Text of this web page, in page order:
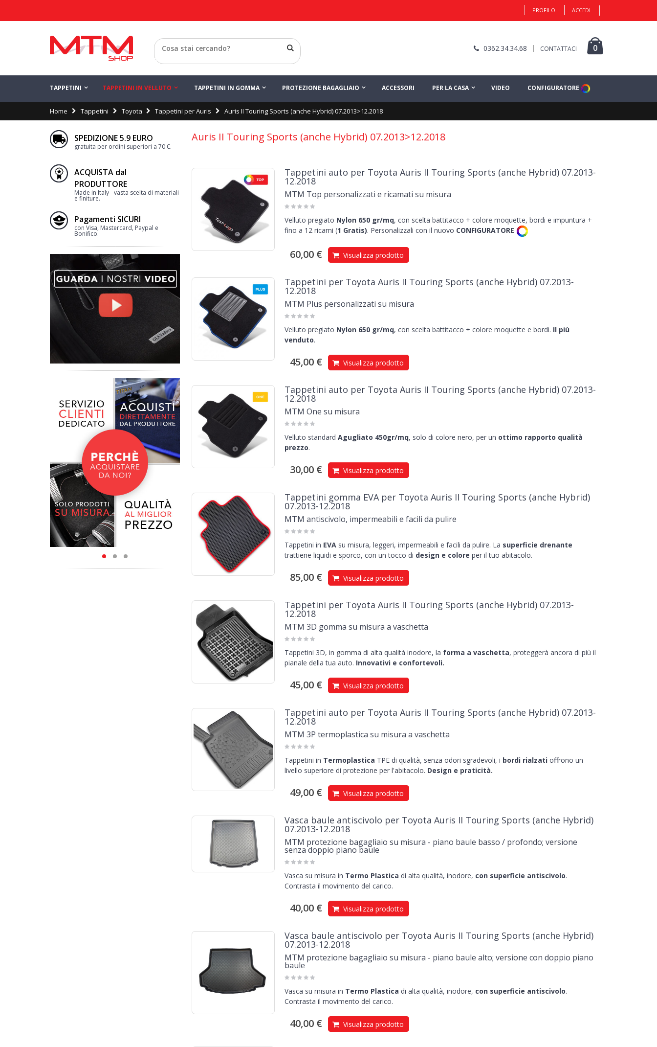
PROFILO ACCEDI
0362.34.34.68 CONTATTACI 0
Indietro
TAPPETINI TAPPETINI IN VELLUTO TAPPETINI IN GOMMA PROTEZIONE BAGAGLIAIO ACCESSORI PER LA CASA VIDEO CONFIGURATORE
Home Tappetini Toyota Tappetini per Auris Auris II Touring Sports (anche Hybrid) 07.2013>12.2018
Auris II Touring Sports (anche Hybrid) 07.2013>12.2018
Tappetini auto per Toyota Auris II Touring Sports (anche Hybrid) 07.2013-
12.2018
MTM Top personalizzati e ricamati su misura
Velluto pregiato Nylon 650 gr/mq, con scelta battitacco + colore moquette, bordi e impuntura +
fino a 12 ricami (1 Gratis). Personalizzali con il nuovo CONFIGURATORE
60,00 € Visualizza prodotto
Tappetini per Toyota Auris II Touring Sports (anche Hybrid) 07.2013-
12.2018
MTM Plus personalizzati su misura
Velluto pregiato Nylon 650 gr/mq, con scelta battitacco + colore moquette e bordi. Il più
venduto.
45,00 € Visualizza prodotto
Tappetini auto per Toyota Auris II Touring Sports (anche Hybrid) 07.2013-
12.2018
MTM One su misura
Velluto standard Agugliato 450gr/mq, solo di colore nero, per un ottimo rapporto qualità
prezzo.
30,00 € Visualizza prodotto
Tappetini gomma EVA per Toyota Auris II Touring Sports (anche Hybrid)
07.2013-12.2018
MTM antiscivolo, impermeabili e facili da pulire
Tappetini in EVAsu misura, leggeri, impermeabili e facili da pulire. La superficie drenante
trattiene liquidi e sporco, con un tocco di design e colore per il tuo abitacolo.
85,00 € Visualizza prodotto
Tappetini per Toyota Auris II Touring Sports (anche Hybrid) 07.2013-
12.2018
MTM 3D gomma su misura a vaschetta
Tappetini 3D, in gomma di alta qualità inodore, la forma a vaschetta, proteggerà ancora di più il
pianale della tua auto. Innovativi e confortevoli.
45,00 € Visualizza prodotto
Tappetini auto per Toyota Auris II Touring Sports (anche Hybrid) 07.2013-
12.2018
MTM 3P termoplastica su misura a vaschetta
Tappetini in Termoplastica TPE di qualità, senza odori sgradevoli, i bordi rialzatioffrono un
livello superiore di protezione per l'abitacolo. Design e praticità.
49,00 € Visualizza prodotto
Vasca baule antiscivolo per Toyota Auris II Touring Sports (anche Hybrid)
07.2013-12.2018
MTM protezione bagagliaio su misura - piano baule basso / profondo; versione
senza doppio piano baule
Vasca su misura in Termo Plastica di alta qualità, inodore, con superficie antiscivolo.
Contrasta il movimento del carico.
40,00 € Visualizza prodotto
Vasca baule antiscivolo per Toyota Auris II Touring Sports (anche Hybrid)
07.2013-12.2018
MTM protezione bagagliaio su misura - piano baule alto; versione con doppio piano
baule
Vasca su misura in Termo Plastica di alta qualità, inodore, con superficie antiscivolo.
Contrasta il movimento del carico.
40,00 € Visualizza prodotto
SPEDIZIONE 5.9 EURO
gratuita per ordini superiori a 70 €.
ACQUISTA dal
PRODUTTORE
Made in Italy - vasta scelta di materiali
e finiture.
Pagamenti SICURI
con Visa, Mastercard, Paypal e
Bonifico.